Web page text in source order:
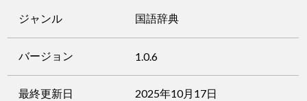
ジャンル 国語辞典
バージョン 1.0.6
最終更新日 2025年10月17日